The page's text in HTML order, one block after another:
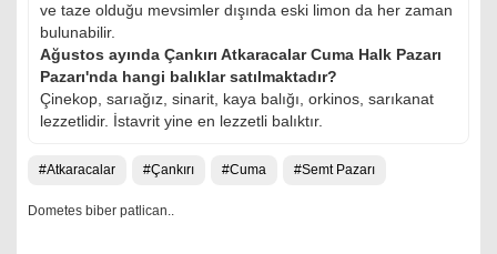
ve taze olduğu mevsimler dışında eski limon da her zaman
bulunabilir.
Ağustos ayında Çankırı Atkaracalar Cuma Halk Pazarı
Pazarı'nda hangi balıklar satılmaktadır?
Çinekop, sarıağız, sinarit, kaya balığı, orkinos, sarıkanat
lezzetlidir. İstavrit yine en lezzetli balıktır.
Atkaracalar Çankırı Cuma Semt Pazarı
Dometes biber patlican..